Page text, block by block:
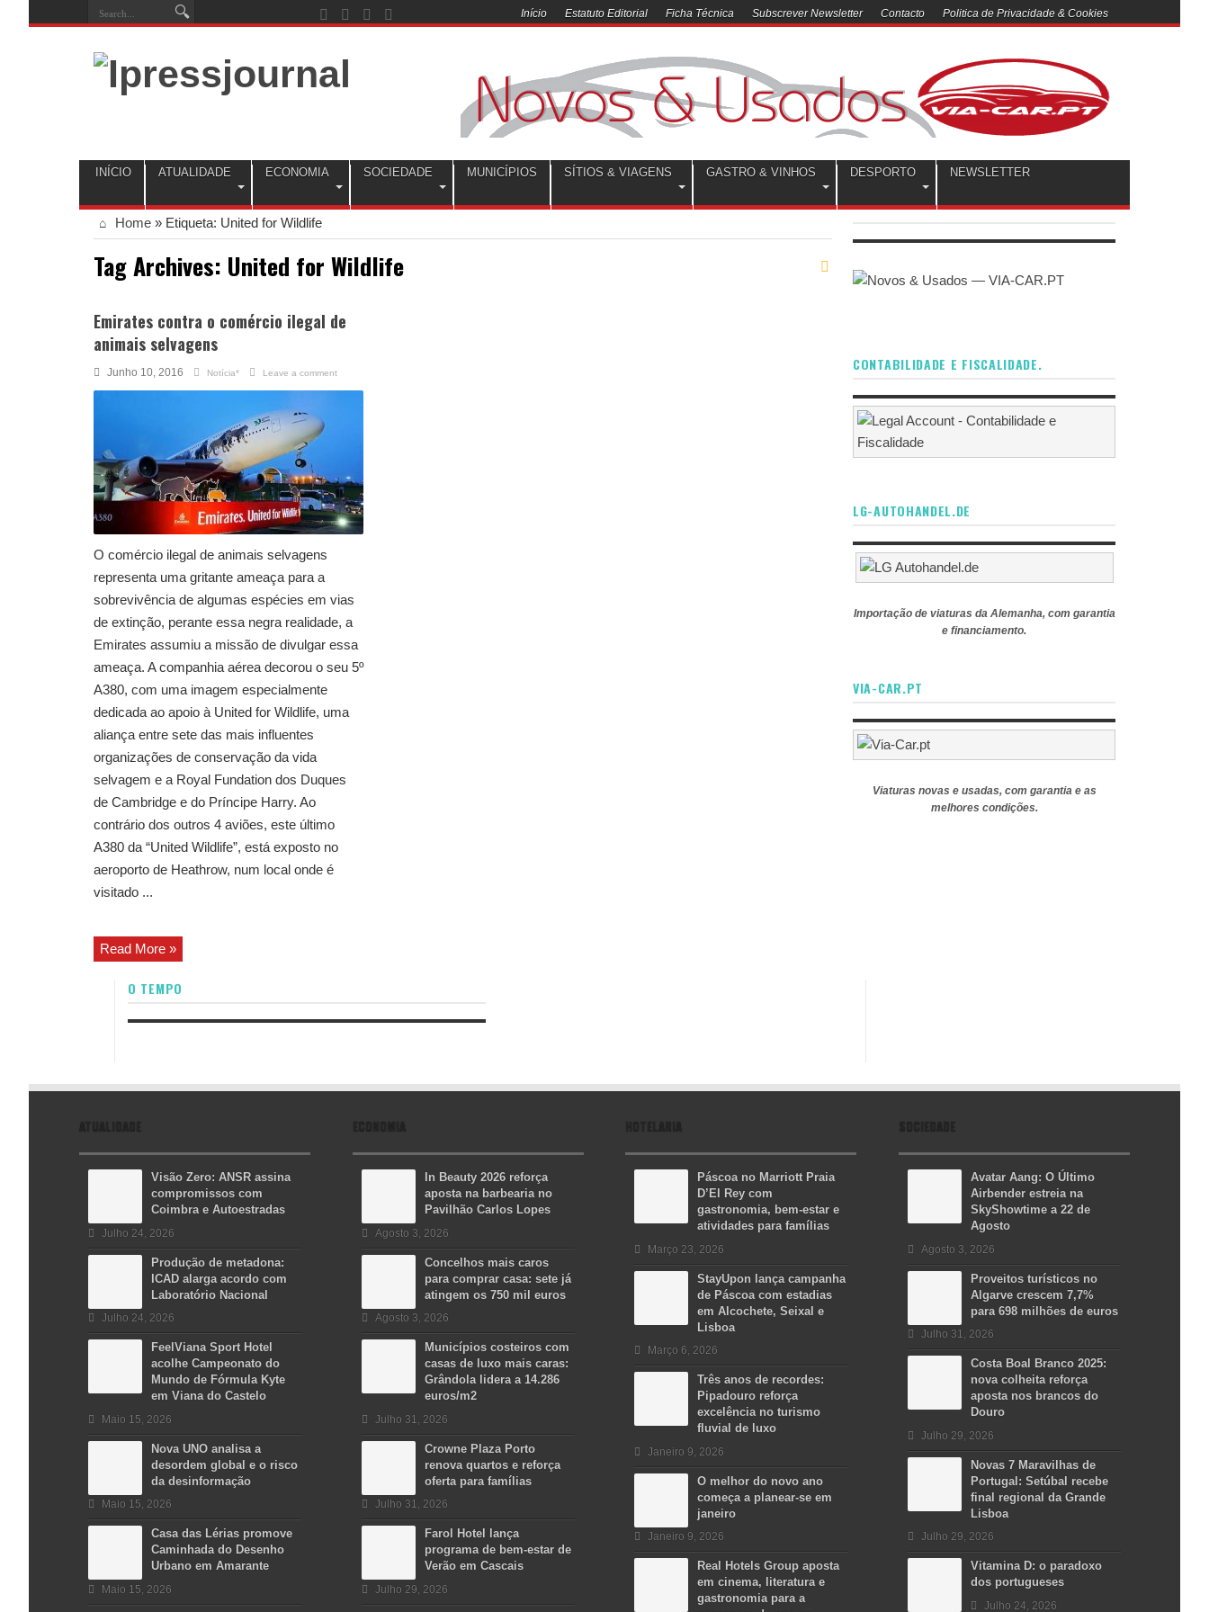
Início Estatuto Editorial Ficha Técnica Subscrever Newsletter Contacto Politica de Privacidade & Cookies
INÍCIO ATUALIDADE ECONOMIA SOCIEDADE MUNICÍPIOS SÍTIOS & VIAGENS GASTRO & VINHOS DESPORTO NEWSLETTER
Home » Etiqueta: United for Wildlife
Tag Archives: United for Wildlife
Emirates contra o comércio ilegal de
animais selvagens
Junho 10, 2016 Notícia* Leave a comment
O comércio ilegal de animais selvagens
representa uma gritante ameaça para a
sobrevivência de algumas espécies em vias
de extinção, perante essa negra realidade, a
Emirates assumiu a missão de divulgar essa
ameaça. A companhia aérea decorou o seu 5º
A380, com uma imagem especialmente
dedicada ao apoio à United for Wildlife, uma
aliança entre sete das mais influentes
organizações de conservação da vida
selvagem e a Royal Fundation dos Duques
de Cambridge e do Príncipe Harry. Ao
contrário dos outros 4 aviões, este último
A380 da “United Wildlife”, está exposto no
aeroporto de Heathrow, num local onde é
visitado ...
Read More »
O TEMPO
CONTABILIDADE E FISCALIDADE.
LG-AUTOHANDEL.DE
Importação de viaturas da Alemanha, com garantia
e financiamento.
VIA-CAR.PT
Viaturas novas e usadas, com garantia e as
melhores condições.
ATUALIDADE
Visão Zero: ANSR assina
compromissos com
Coimbra e Autoestradas
Julho 24, 2026
Produção de metadona:
ICAD alarga acordo com
Laboratório Nacional
Julho 24, 2026
FeelViana Sport Hotel
acolhe Campeonato do
Mundo de Fórmula Kyte
em Viana do Castelo
Maio 15, 2026
Nova UNO analisa a
desordem global e o risco
da desinformação
Maio 15, 2026
Casa das Lérias promove
Caminhada do Desenho
Urbano em Amarante
Maio 15, 2026
ECONOMIA
In Beauty 2026 reforça
aposta na barbearia no
Pavilhão Carlos Lopes
Agosto 3, 2026
Concelhos mais caros
para comprar casa: sete já
atingem os 750 mil euros
Agosto 3, 2026
Municípios costeiros com
casas de luxo mais caras:
Grândola lidera a 14.286
euros/m2
Julho 31, 2026
Crowne Plaza Porto
renova quartos e reforça
oferta para famílias
Julho 31, 2026
Farol Hotel lança
programa de bem-estar de
Verão em Cascais
Julho 29, 2026
HOTELARIA
Páscoa no Marriott Praia
D’El Rey com
gastronomia, bem-estar e
atividades para famílias
Março 23, 2026
StayUpon lança campanha
de Páscoa com estadias
em Alcochete, Seixal e
Lisboa
Março 6, 2026
Três anos de recordes:
Pipadouro reforça
excelência no turismo
fluvial de luxo
Janeiro 9, 2026
O melhor do novo ano
começa a planear-se em
janeiro
Janeiro 9, 2026
Real Hotels Group aposta
em cinema, literatura e
gastronomia para a
SOCIEDADE
Avatar Aang: O Último
Airbender estreia na
SkyShowtime a 22 de
Agosto
Agosto 3, 2026
Proveitos turísticos no
Algarve crescem 7,7%
para 698 milhões de euros
Julho 31, 2026
Costa Boal Branco 2025:
nova colheita reforça
aposta nos brancos do
Douro
Julho 29, 2026
Novas 7 Maravilhas de
Portugal: Setúbal recebe
final regional da Grande
Lisboa
Julho 29, 2026
Vitamina D: o paradoxo
dos portugueses
Julho 24, 2026